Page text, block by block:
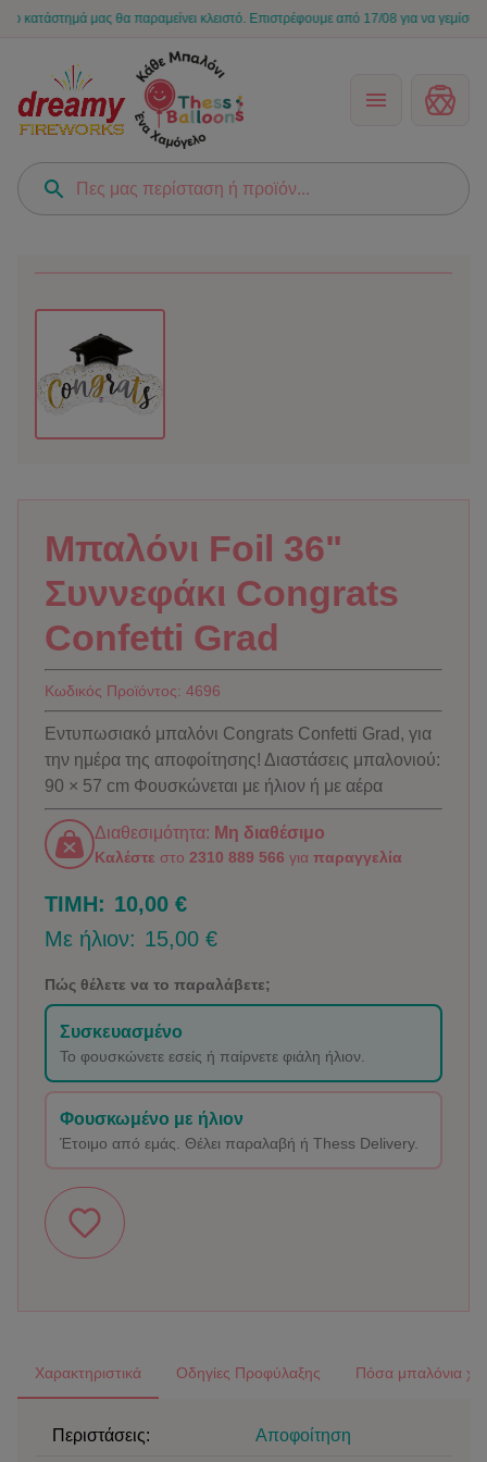
μας θα παραμείνει κλειστό. Επιστρέφουμε από 17/08 για να γεμίσουμε
Μπαλόνι Foil 36"
Συννεφάκι Congrats
Confetti Grad
Κωδικός Προϊόντος: 4696
Εντυπωσιακό μπαλόνι Congrats Confetti Grad, για
την ημέρα της αποφοίτησης! Διαστάσεις μπαλονιού:
90 × 57 cm Φουσκώνεται με ήλιον ή με αέρα
Διαθεσιμότητα: Μη διαθέσιμο
Καλέστε στο 2310 889 566 για παραγγελία
ΤΙΜΗ: 10,00 €
Με ήλιον: 15,00 €
Πώς θέλετε να το παραλάβετε;
Συσκευασμένο
Το φουσκώνετε εσείς ή παίρνετε φιάλη ήλιον.
Φουσκωμένο με ήλιον
Έτοιμο από εμάς. Θέλει παραλαβή ή Thess Delivery.
Χαρακτηριστικά Οδηγίες Προφύλαξης Πόσα μπαλόνια
Περιστάσεις: Αποφοίτηση